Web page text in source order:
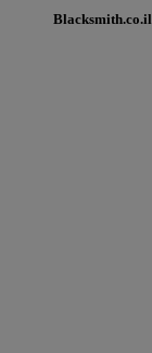
Blacksmith.co.il